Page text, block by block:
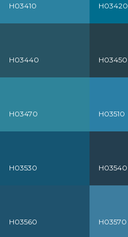
H03410 H03420
H03440 H03450
H03470 H03510
H03530 H03540
H03560 H03570